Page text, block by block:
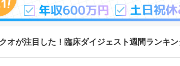
オが注目した！臨床ダイジェスト週間ランキン